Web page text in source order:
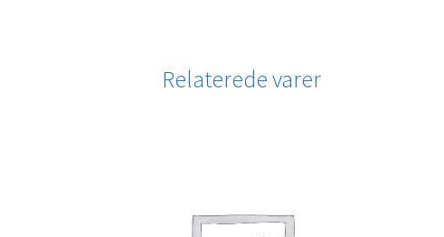
Relaterede varer